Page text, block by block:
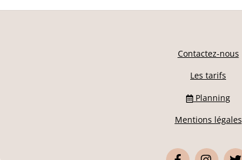
Contactez-nous
Les tarifs
Planning
Mentions légales